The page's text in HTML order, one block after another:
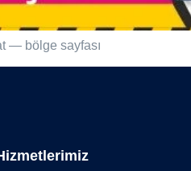
— bölge sayfası